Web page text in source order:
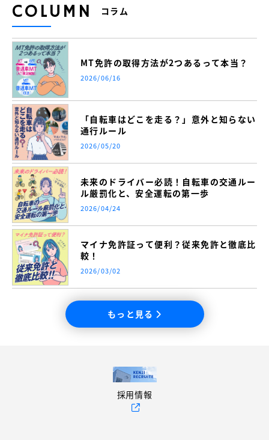
COLUMN コラム
MT免許の取得方法が2つあるって本当？
2026/06/16
「自転車はどこを走る？」意外と知らない
通行ルール
2026/05/20
未来のドライバー必読！自転車の交通ルー
ル厳罰化と、安全運転の第一歩
2026/04/24
マイナ免許証って便利？従来免許と徹底比
較！
2026/03/02
もっと見る
採用情報